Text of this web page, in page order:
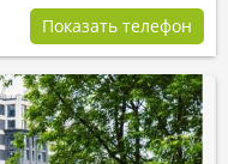
Показать телефон